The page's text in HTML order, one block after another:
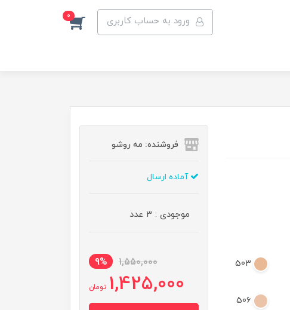
ورود به حساب کاربری 0
503
506
فروشنده: مه رو‌شو
آماده ارسال
موجودی : 3 عدد
1,550,000
9%
1,425,000 تومان